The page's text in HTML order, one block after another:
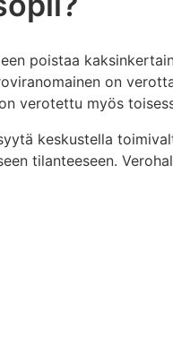
poistaa
on
verotettu myös
keskustella
tilanteeseen.